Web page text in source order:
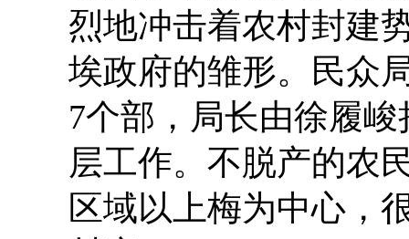
烈地冲击着农村封建
埃政府的雏形。民众
7个部，局长由徐履
层工作。不脱产的农
区域以上梅为中心，